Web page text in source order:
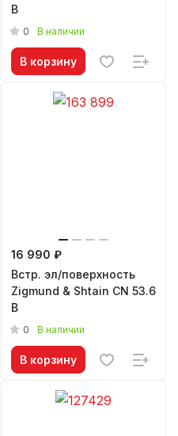
B
0 В наличии
В корзину
16 990 ₽
Встр. эл/поверхность
Zigmund & Shtain CN 53.6
B
0 В наличии
В корзину